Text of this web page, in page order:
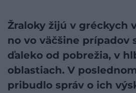
Žraloky žijú v gréckych
no vo väčšine prípadov
ďaleko od pobrežia, v
oblastiach. V
pribudlo správ o ich